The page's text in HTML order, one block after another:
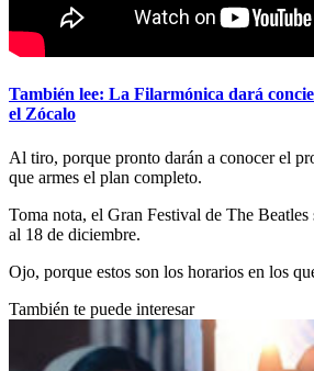
También lee: La Filarmónica dará
el Zócalo
Al tiro, porque pronto darán a conocer el
que armes el plan completo.
Toma nota, el Gran Festival de The Beatles
al 18 de diciembre.
Ojo, porque estos son los horarios en los
También te puede interesar